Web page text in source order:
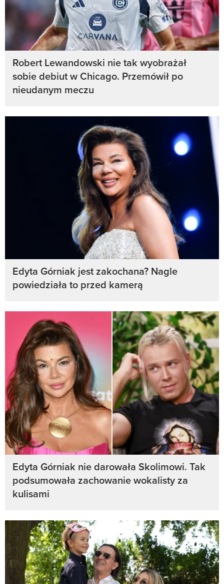
Robert Lewandowski nie tak wyobrażał
sobie debiut w Chicago. Przemówił po
nieudanym meczu
Edyta Górniak jest zakochana? Nagle
powiedziała to przed kamerą
Edyta Górniak nie darowała Skolimowi. Tak
podsumowała zachowanie wokalisty za
kulisami